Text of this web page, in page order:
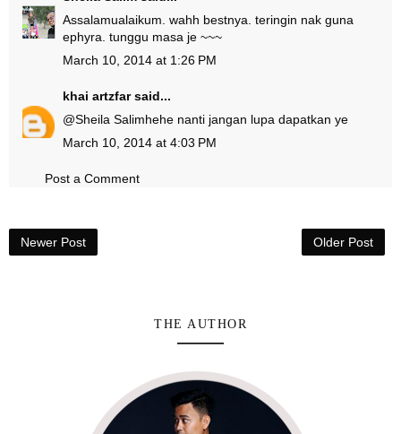
Assalamualaikum. wahh bestnya. teringin nak guna
ephyra. tunggu masa je ~~~
March 10, 2014 at 1:26 PM
khai artzfarsaid...
@Sheila Salimhehe nanti jangan lupa dapatkan ye
March 10, 2014 at 4:03 PM
Post a Comment
Newer Post Older Post
THE AUTHOR